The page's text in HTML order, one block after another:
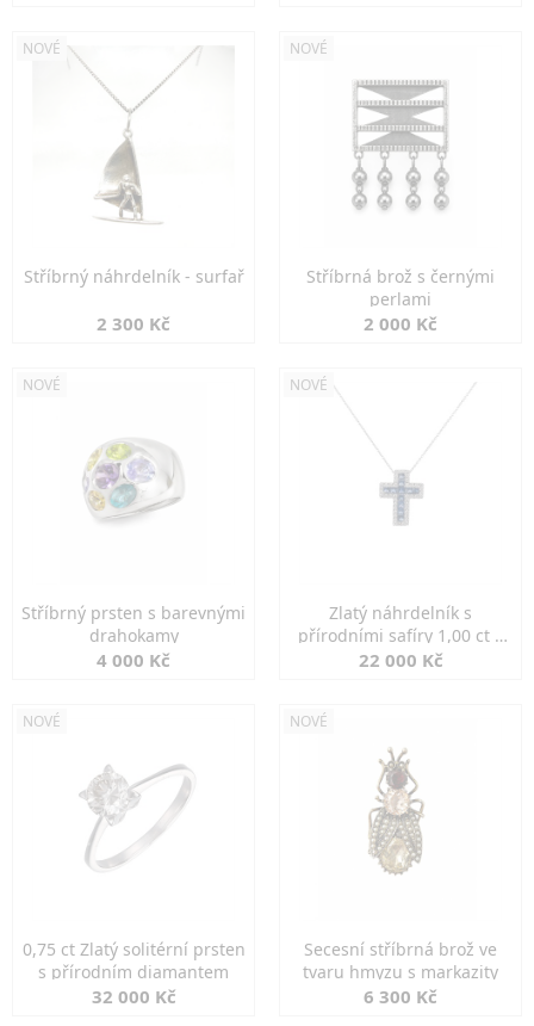
NOVÉ
Stříbrný náhrdelník - surfař
2 300 Kč
NOVÉ
Stříbrná brož s černými
perlami
2 000 Kč
NOVÉ
Stříbrný prsten s barevnými
drahokamy
4 000 Kč
NOVÉ
Zlatý náhrdelník s
přírodními safíry 1,00 ct a
diamanty
22 000 Kč
NOVÉ
0,75 ct Zlatý solitérní prsten
s přírodním diamantem
32 000 Kč
NOVÉ
Secesní stříbrná brož ve
tvaru hmyzu s markazity
6 300 Kč